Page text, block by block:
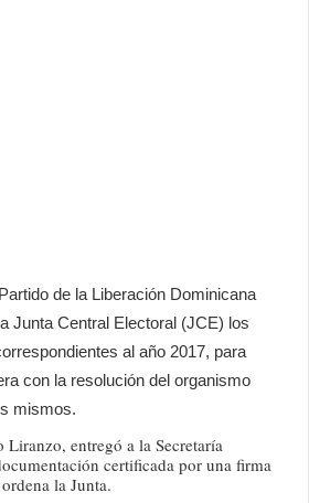
de la Liberación Dominicana
Junta Central Electoral (JCE) los
al año 2017, para
con la resolución del organismo
mismos.
entregó a la Secretaría
certificada por una firma
la Junta.